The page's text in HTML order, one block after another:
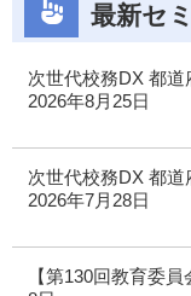
最新セ
次世代校務DX 都道
2026年8月25日
次世代校務DX 都道
2026年7月28日
【第130回教育委